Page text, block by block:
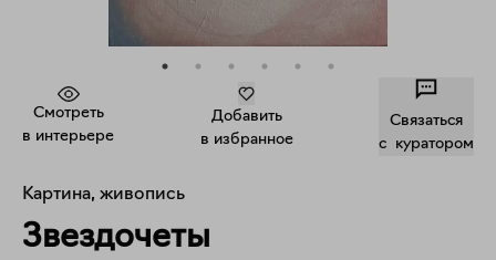
Смотреть
в интерьере
Добавить
в избранное
Связаться
c куратором
Картина, живопись
Звездочеты